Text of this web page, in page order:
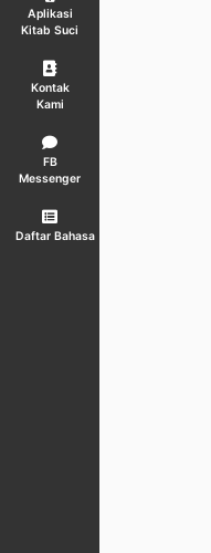
Aplikasi
Kitab Suci
Kontak
Kami
FB
Messenger
Daftar Bahasa